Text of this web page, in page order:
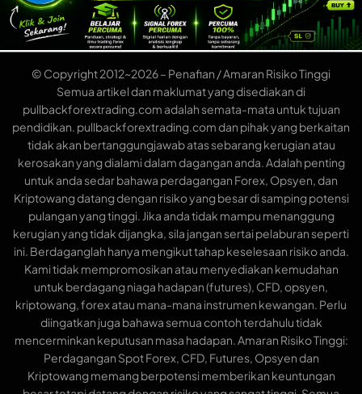
© Copyright 2012~2026 – Penafian / Amaran Risiko Tinggi
Semua artikel dan maklumat yang disediakan di
pullbackforextrading.com adalah semata-mata untuk tujuan
pendidikan. pullbackforextrading.com dan pihak yang berkaitan
tidak akan bertanggungjawab atas sebarang kerugian atau
kerosakan yang dialami dalam dagangan anda. Adalah penting
untuk anda sedar bahawa perdagangan Forex, Opsyen, dan
Kriptowang datang dengan risiko yang besar di samping potensi
pulangan yang tinggi. Jika anda tidak mampu menanggung
kerugian yang tidak dijangka, sila jangan sertai pelaburan seperti
ini. Berdaganglah hanya mengikut tahap keselesaan risiko anda.
Kami tidak mempromosikan atau menyediakan kemudahan
untuk berdagang niaga hadapan (futures), CFD, opsyen,
kriptowang, forex atau mana-mana instrumen kewangan. Perlu
diingatkan juga bahawa semua contoh terdahulu tidak
mencerminkan keputusan masa hadapan. Amaran Risiko Tinggi:
Perdagangan Spot Forex, CFD, Futures, Opsyen dan
Kriptowang memang berpotensi memberikan keuntungan